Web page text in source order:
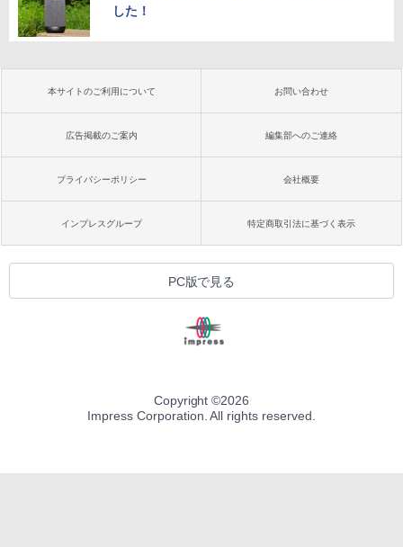
した！
本サイトのご利用について お問い合わせ
広告掲載のご案内 編集部へのご連絡
プライバシーポリシー 会社概要
インプレスグループ 特定商取引法に基づく表示
PC版で見る
Copyright ©2026
Impress Corporation. All rights reserved.